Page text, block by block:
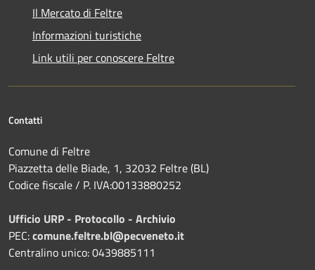
Il Mercato di Feltre
Informazioni turistiche
Link utili per conoscere Feltre
Contatti
Comune di Feltre
Piazzetta delle Biade, 1, 32032 Feltre (BL)
Codice fiscale / P. IVA:00133880252
Ufficio URP - Protocollo - Archivio
PEC:comune.feltre.bl@pecveneto.it
Centralino unico: 0439885111